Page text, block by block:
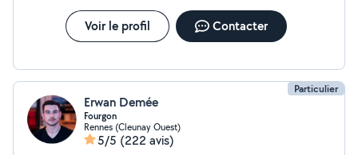
POURQUOI CHOISIR TEDJI ? C'est la garantie d'un
travail soigné et d'un chantier livré parfaitement propre.
Ne vous souciez plus de l'évacuation je m'occupe de
Voir le profil Contacter
Particulier
Erwan Demée
Fourgon
Rennes (Cleunay Ouest)
5/5 (222 avis)